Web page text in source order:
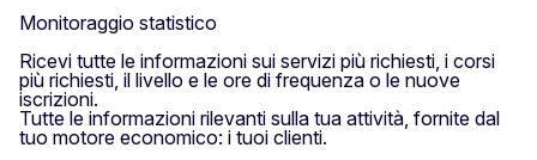
Monitoraggio statistico
Ricevi tutte le informazioni sui servizi più richiesti, i corsi
più richiesti, il livello e le ore di frequenza o le nuove
iscrizioni.
Tutte le informazioni rilevanti sulla tua attività, fornite dal
tuo motore economico: i tuoi clienti.